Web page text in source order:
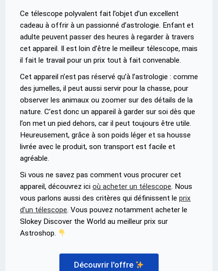
Ce télescope polyvalent fait l’objet d’un excellent
cadeau à offrir à un passionné d’astrologie. Enfant et
adulte peuvent passer des heures à regarder à travers
cet appareil. Il est loin d’être le meilleur télescope, mais
il fait le travail pour un prix tout à fait convenable.
Cet appareil n’est pas réservé qu’à l’astrologie : comme
des jumelles, il peut aussi servir pour la chasse, pour
observer les animaux ou zoomer sur des détails de la
nature. C’est donc un appareil à garder sur soi dès que
l’on met un pied dehors, car il peut toujours être utile.
Heureusement, grâce à son poids léger et sa housse
livrée avec le produit, son transport est facile et
agréable.
Si vous ne savez pas comment vous procurer cet
appareil, découvrez ici où acheter un télescope. Nous
vous parlons aussi des critères qui définissent le prix
d’un télescope. Vous pouvez notamment acheter le
Slokey Discover the World au meilleur prix sur
Astroshop.
Découvrir l'offre